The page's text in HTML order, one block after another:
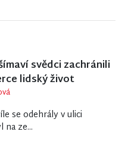
svědci zachránili
lidský život
se odehrály v ulici
na ze...